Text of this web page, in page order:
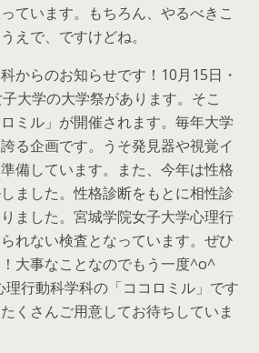
ています。もちろん、やるべきこ
えで、ですけどね。
からのお知らせです！10月15日・
大学の大学祭があります。そこ
ミル」が開催されます。毎年大学
る企画です。うそ発見器や視覚イ
備しています。また、今年は性格
ました。性格診断をもとに相性診
ました。宮城学院女子大学心理行
れない検査となっています。ぜひ
大事なことなのでもう一度^o^
理行動科学科の「ココロミル」です
くさんご用意してお待ちしていま